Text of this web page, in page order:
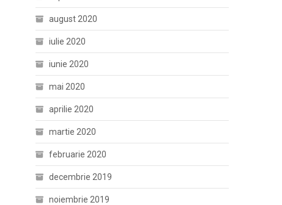
august 2020
iulie 2020
iunie 2020
mai 2020
aprilie 2020
martie 2020
februarie 2020
decembrie 2019
noiembrie 2019